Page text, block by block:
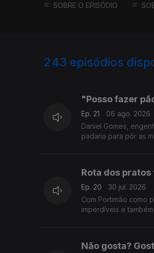
SOBRE O EPISÓDIO
243 episódios
"Posso fazer
Ep. 21
06 ago. 2026
Daniel Gomes,
padaria para pôr as
Rota dos
Ep. 20
30 jul. 2026
Com Portimão como
imperdíveis e
Não gosta?